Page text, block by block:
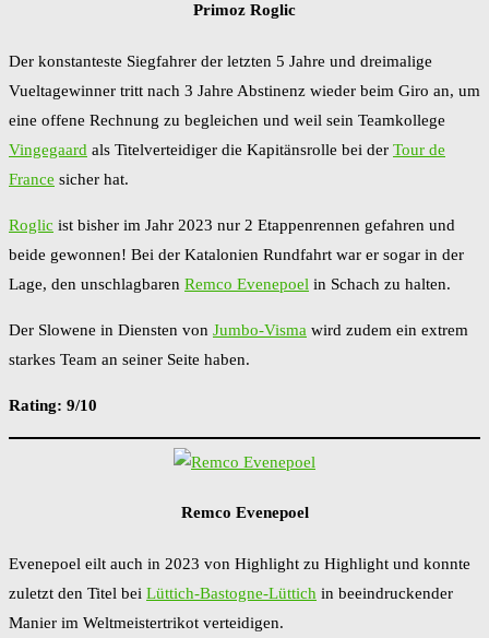
Primoz Roglic
Der konstanteste Siegfahrer der letzten 5 Jahre und dreimalige
Vueltagewinner tritt nach 3 Jahre Abstinenz wieder beim Giro an, um
eine offene Rechnung zu begleichen und weil sein Teamkollege
Vingegaard als Titelverteidiger die Kapitänsrolle bei der Tour de
France sicher hat.
Roglic ist bisher im Jahr 2023 nur 2 Etappenrennen gefahren und
beide gewonnen! Bei der Katalonien Rundfahrt war er sogar in der
Lage, den unschlagbaren Remco Evenepoel in Schach zu halten.
Der Slowene in Diensten von Jumbo-Visma wird zudem ein extrem
starkes Team an seiner Seite haben.
Rating: 9/10
Remco Evenepoel
Evenepoel eilt auch in 2023 von Highlight zu Highlight und konnte
zuletzt den Titel bei Lüttich-Bastogne-Lüttich in beeindruckender
Manier im Weltmeistertrikot verteidigen.